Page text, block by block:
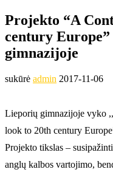
Projekto “A
century
gimnazijoje
sukūrė admin 2017-11-06
Lieporių gimnazijoje vyko
look to 20th century
Projekto tikslas –
anglų kalbos vartojimo,